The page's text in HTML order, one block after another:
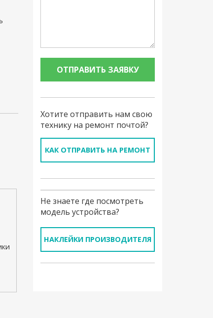
Хотите отправить нам свою
технику на ремонт почтой?
КАК ОТПРАВИТЬ НА РЕМОНТ
Не знаете где посмотреть
модель устройства?
НАКЛЕЙКИ ПРОИЗВОДИТЕЛЯ